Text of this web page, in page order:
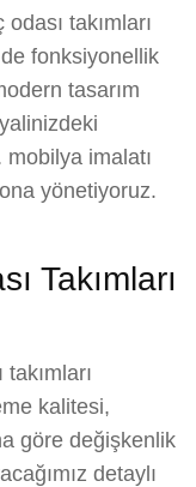
takımları
fonksiyonellik
tasarım
imalatı
yönetiyoruz.
Takımları
kalitesi,
göre değişkenlik
detaylı